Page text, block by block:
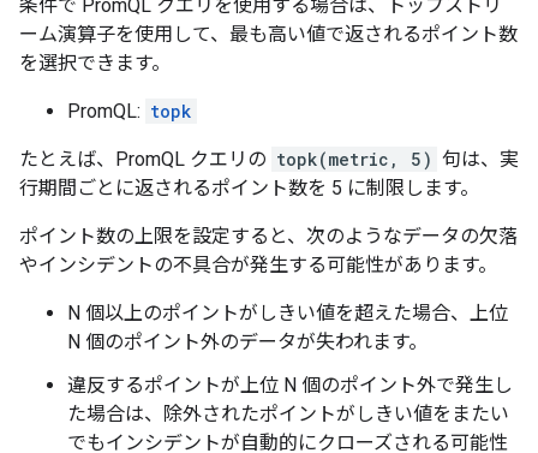
条件で PromQL クエリを使用する場合は、トップストリ
ーム演算子を使用して、最も高い値で返されるポイント数
を選択できます。
PromQL: topk
たとえば、PromQL クエリの topk(metric, 5) 句は、実
行期間ごとに返されるポイント数を 5 に制限します。
ポイント数の上限を設定すると、次のようなデータの欠落
やインシデントの不具合が発生する可能性があります。
N 個以上のポイントがしきい値を超えた場合、上位
N 個のポイント外のデータが失われます。
違反するポイントが上位 N 個のポイント外で発生し
た場合は、除外されたポイントがしきい値をまたい
でもインシデントが自動的にクローズされる可能性